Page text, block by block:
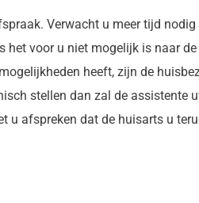
Verwacht u meer tijd
voor u niet mogelijk is naar
heeft, zijn de
stellen dan zal de assistente
u afspreken dat de huisarts u